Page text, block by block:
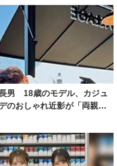
男 18歳のモデル、カジュ
のおしゃれ近影が「両親の